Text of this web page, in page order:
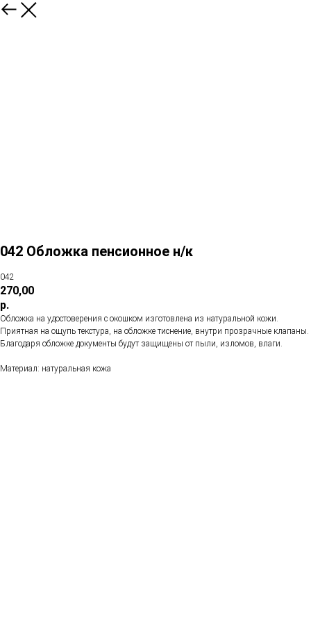
042 Обложка пенсионное н/к
042
270,00
р.
Обложка на удостоверения с окошком изготовлена из натуральной кожи.
Приятная на ощупь текстура, на обложке тиснение, внутри прозрачные клапаны.
Благодаря обложке документы будут защищены от пыли, изломов, влаги.
Материал: натуральная кожа